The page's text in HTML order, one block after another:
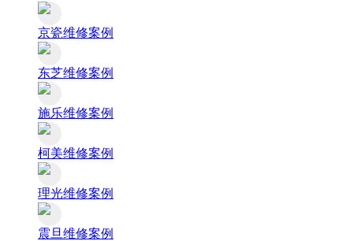
京瓷维修案例
东芝维修案例
施乐维修案例
柯美维修案例
理光维修案例
震旦维修案例